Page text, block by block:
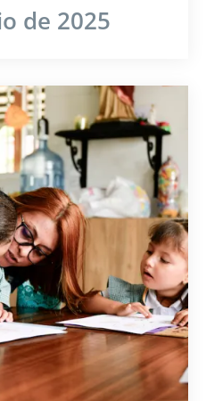
de 2025